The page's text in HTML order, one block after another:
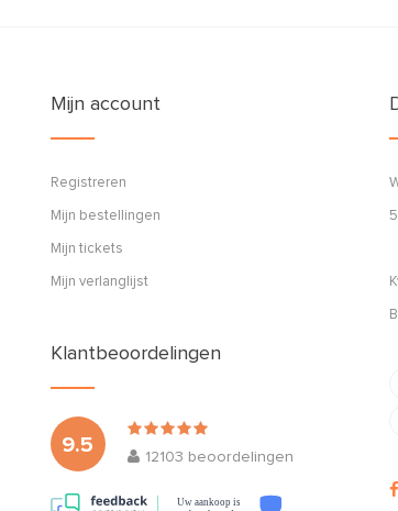
Mijn account
Registreren
Mijn bestellingen
Mijn tickets
Mijn verlanglijst
Klantbeoordelingen
9.5
12103 beoordelingen
Uw aankoop is